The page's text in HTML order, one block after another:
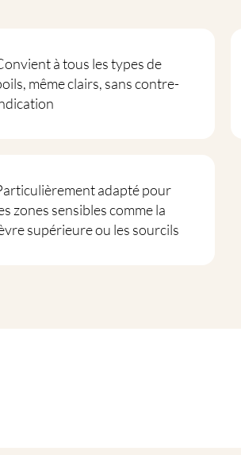
à tous les types de
même clairs, sans contre-
adapté pour
zones sensibles comme la
supérieure ou les sourcils